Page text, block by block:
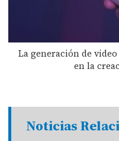
La generación de
en la
Noticias